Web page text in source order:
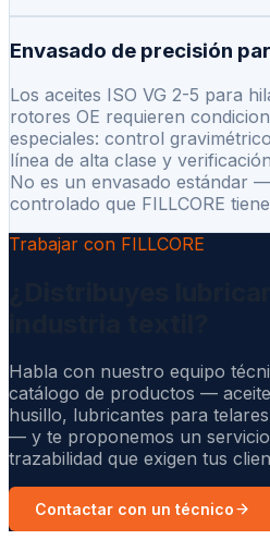
Envasado de precisión
Los aceites ISO VG 2-5 para
rotores OE requieren
especiales: control
línea de alta clase y
No es un envasado estándar
controlado que FILLCORE
Trabajar con FILLCORE
Habla con nuestro equipo
catálogo de productos —
husillo, lubricantes para
— y te proponemos un
trazabilidad que exigen tus
Contactar con un técnico